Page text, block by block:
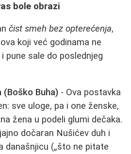
bole obrazi
čist smeh bez opterećenja,
koji već godinama ne
pune sale do poslednjeg
Buha) - Ova postavka
sve uloge, pa i one ženske,
žena u podeli glumi dečaka.
dočaran Nušićev duh i
današnjicu („što ne pitate